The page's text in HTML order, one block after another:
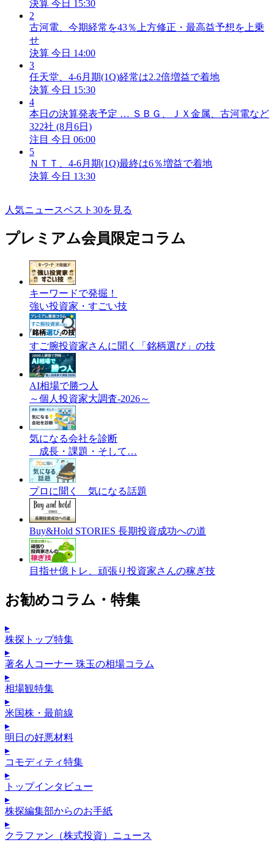
決算 今日 15:30
2
古河電、今期経常を43％上方修正・最高益予想を上乗
せ
決算 今日 14:00
3
任天堂、4-6月期(1Q)経常は2.2倍増益で着地
決算 今日 15:30
4
本日の決算発表予定 … ＳＢＧ、ＪＸ金属、古河電など
322社 (8月6日)
注目 今日 06:00
5
ＮＴＴ、4-6月期(1Q)最終は6％増益で着地
決算 今日 13:30
人気ニュースベスト30を見る
プレミアム会員限定コラム
キーワードで発掘！
強い投資家・すごい技
すご腕投資家さんに聞く「銘柄選び」の技
AI相場で勝つ人
～個人投資家大調査-2026～
気になる会社を診断
成長・課題・そして…
プロに聞く 気になる話題
Buy&Hold STORIES 長期投資成功への道
目指せ億トレ、頑張り投資家さんの稼ぎ技
お勧めコラム・特集
▸
株探トップ特集
▸
著名人コーナー 珠玉の相場コラム
▸
相場観特集
▸
米国株・最前線
▸
明日の好悪材料
▸
コモディティ特集
▸
トップインタビュー
▸
株探編集部からのお手紙
▸
クラファン（株式投資）ニュース